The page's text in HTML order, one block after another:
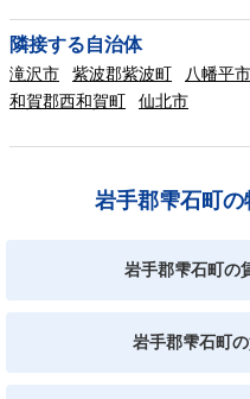
隣接する自治体
滝沢市 紫波郡紫波町 八幡平市
和賀郡西和賀町
仙北市
岩手郡雫石町
岩手郡雫石町の
岩手郡雫石町